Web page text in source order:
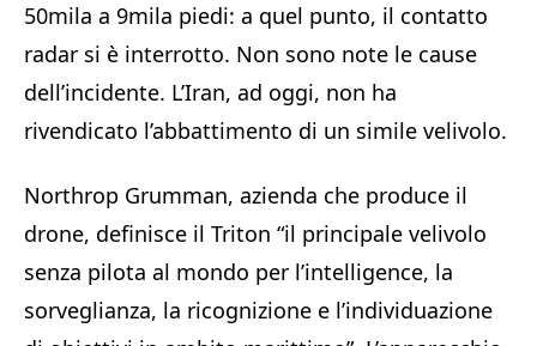
50mila a 9mila piedi: a quel punto, il contatto
radar si è interrotto. Non sono note le cause
dell’incidente. L’Iran, ad oggi, non ha
rivendicato l’abbattimento di un simile velivolo.
Northrop Grumman, azienda che produce il
drone, definisce il Triton “il principale velivolo
senza pilota al mondo per l’intelligence, la
sorveglianza, la ricognizione e l’individuazione